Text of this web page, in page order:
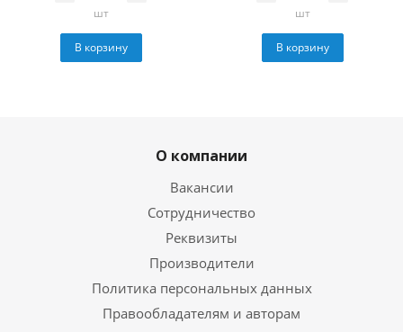
шт
В корзину
шт
В корзину
О компании
Вакансии
Сотрудничество
Реквизиты
Производители
Политика персональных данных
Правообладателям и авторам